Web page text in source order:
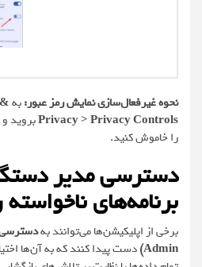
نحوه غیرفعال‌سازی نمایش رمز عبور:به&
Privacy > Privacy Controlsبروید و
را خاموش کنید.
دسترسی مدیر
برنامه‌های
برخی از اپلیکیشن‌ها می‌توانند به
Admin) دست پیدا کنند که به آن‌ها